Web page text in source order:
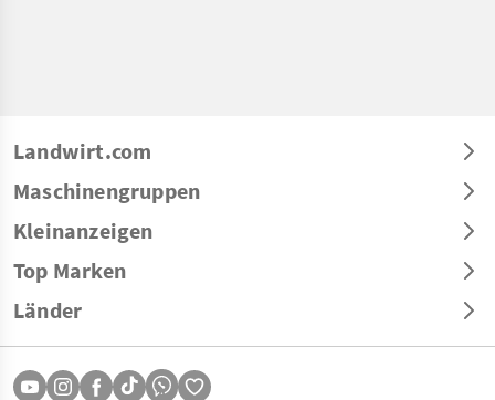
Landwirt.com
Maschinengruppen
Kleinanzeigen
Top Marken
Länder